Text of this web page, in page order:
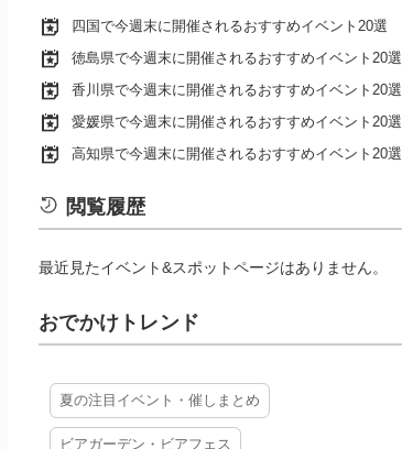
四国で今週末に開催されるおすすめイベント20選
徳島県で今週末に開催されるおすすめイベント20選
香川県で今週末に開催されるおすすめイベント20選
愛媛県で今週末に開催されるおすすめイベント20選
高知県で今週末に開催されるおすすめイベント20選
閲覧履歴
最近見たイベント&スポットページはありません。
おでかけトレンド
夏の注目イベント・催しまとめ
ビアガーデン・ビアフェス